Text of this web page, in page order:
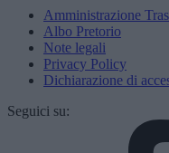
Amministrazione
Albo Pretorio
Note legali
Privacy Policy
Dichiarazione di
Seguici su: